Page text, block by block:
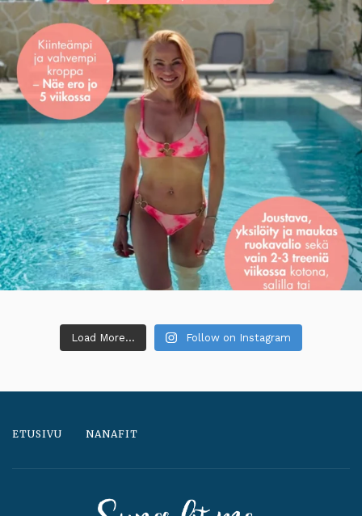
Load More... Follow on Instagram
ETUSIVU NANAFIT